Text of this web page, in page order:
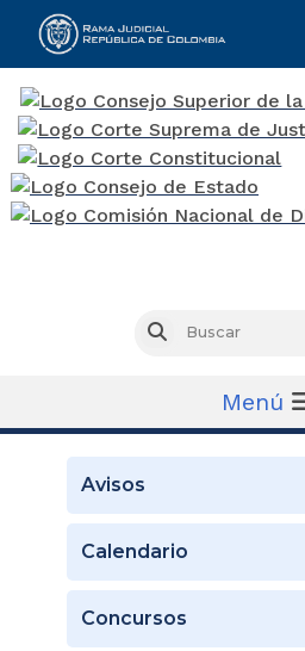
Buscar
Menú
Avisos
Calendario
Concursos